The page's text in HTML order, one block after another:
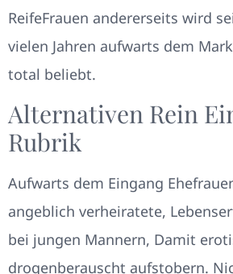
ReifeFrauen andererseits wird
vielen Jahren aufwarts dem
total beliebt.
Alternativen Rein
Rubrik
Aufwarts dem Eingang
angeblich verheiratete,
bei jungen Mannern, Damit
drogenberauscht aufstobern.